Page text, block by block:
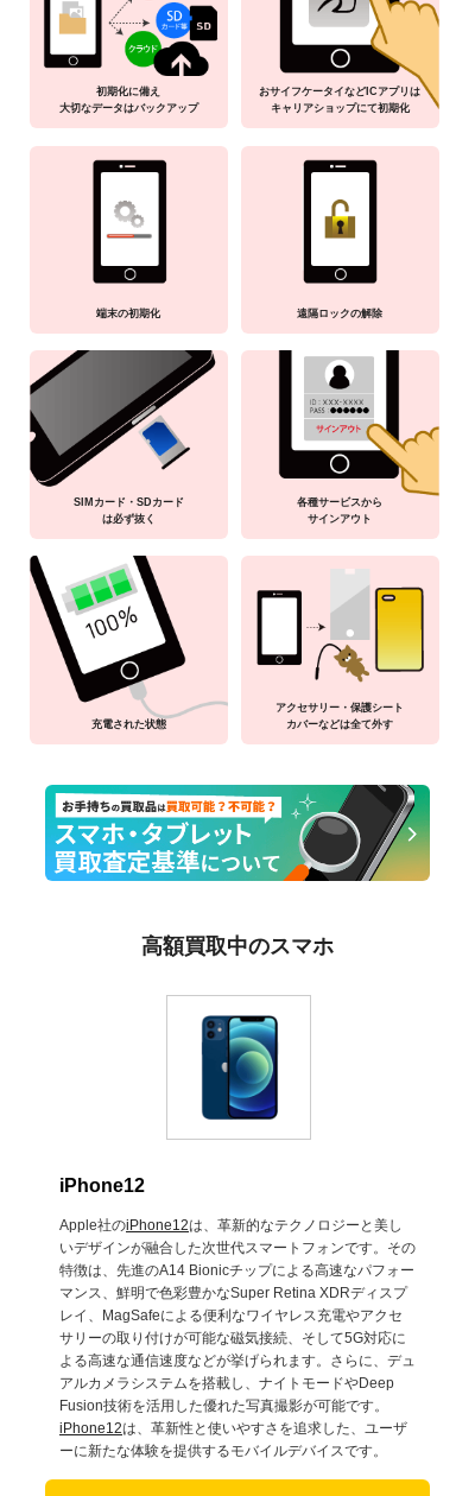
初期化に備え
大切なデータはバックアップ
おサイフケータイなどICアプリは
キャリアショップにて初期化
端末の初期化 遠隔ロックの解除
SIMカード・SDカード
は必ず抜く
各種サービスから
サインアウト
充電された状態
アクセサリー・保護シート
カバーなどは全て外す
高額買取中のスマホ
iPhone12
Apple社のiPhone12は、革新的なテクノロジーと美し
いデザインが融合した次世代スマートフォンです。その
特徴は、先進のA14 Bionicチップによる高速なパフォー
マンス、鮮明で色彩豊かなSuper Retina XDRディスプ
レイ、MagSafeによる便利なワイヤレス充電やアクセ
サリーの取り付けが可能な磁気接続、そして5G対応に
よる高速な通信速度などが挙げられます。さらに、デュ
アルカメラシステムを搭載し、ナイトモードやDeep
Fusion技術を活用した優れた写真撮影が可能です。
iPhone12は、革新性と使いやすさを追求した、ユーザ
ーに新たな体験を提供するモバイルデバイスです。